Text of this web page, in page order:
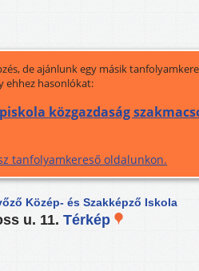
de ajánlunk egy másik
ehhez hasonlókat:
közgazdaság
tanfolyamkereső oldalunkon.
Közép- és Szakképző Iskola
u. 11. Térkép